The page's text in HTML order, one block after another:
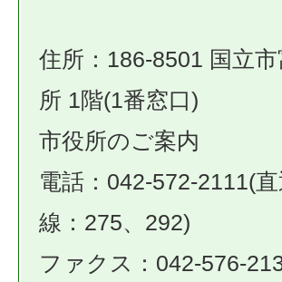
住所：186-8501 国立
所 1階(1番窓口)
市役所のご案内
電話：042-572-2111(
線：275、292)
ファクス：042-576-